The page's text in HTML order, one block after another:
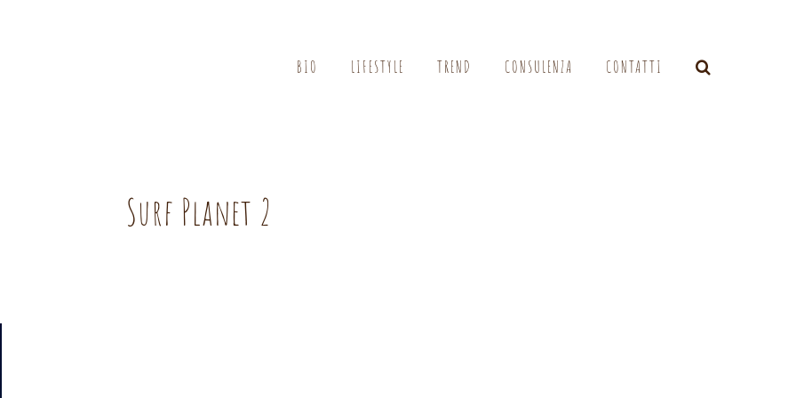
BIO LIFESTYLE TREND CONSULENZA CONTATTI
Surf Planet 2